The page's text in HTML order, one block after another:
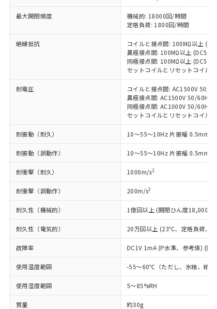
最大開閉頻度
機械的: 18000回/時間
定格負荷: 1800回/時間
絶縁抵抗
コイルと接点間: 100MΩ以上
異極接点間: 100MΩ以上
同極接点間: 100MΩ以上
セットコイルとリセットコイル
耐電圧
コイルと接点間: AC1500V 50/
異極接点間: AC1500V 50/60Hz
同極接点間: AC1000V 50/60Hz
セットコイルとリセットコイル
耐振動（耐久） 10～55～10Hz 片振幅 0.5mm (
耐振動（誤動作） 10～55～10Hz 片振幅 0.5mm (
耐衝撃（耐久） 1000m/s2
耐衝撃（誤動作） 200m/s2
耐久性（機械的） 1億回以上 (開閉ひん度18,000回
耐久性（電気的） 20万回以上 (23℃、定格負荷、
故障率 DC1V 1mA (P水準、参考値) (開
使用温度範囲 -55～60℃（ただし、氷結、結露
使用湿度範囲 5～85%RH
質量 約30g
在庫状況および標準価格照会結果は、
記載している更新日時点での社内デー
タに基づき作成されるものであり、閲
覧された時点での実際の在庫および標
準価格とは異なる場合があることをご
正式な納期状況および標準価格はお客
様のお取引先、またはお客様担当のオ
ムロン制御機器販売店・当社販売員に
オムロン制御機器販売店や当社販売拠
販売ネットワーク
」をご確認
事前の承諾なく第三者に漏洩または開
示しないようお願いします。
マイパーツ機能（部品リスト作成サー
ビス）をご利用いただくには、I-Web
メンバーズにご登録されている必要が
お客様が当ウェブサイト上で当社にご
登録された部品リストについて、当社
および当社の共同利用者が、当社の製
引・商談に必要な範囲で利用すること
の「1.共同利
用者の範囲」に記載されている法人を
六価クロム(Cr(Ⅵ)) 1000ppm以下、ポリ臭化ビフェニル
類(PBB) 1000ppm以下、ポリ臭化ジフェニルエーテル類
(PBDE) 1000ppm以下、フタル酸ビス(2-エチルヘキシ
ル) (DEHP)(別名：DOP) 1000ppm以下、フタル酸ブチ
ルベンジル（BBP） 1000ppm以下、フタル酸ジブチル
（DBP） 1000ppm以下、フタル酸ジイソブチル
但し、RoHS指令で産業用監視および制御機器に対する
フタル酸エステル類の４物質については閾値を超える意
図的な使用がないことを確認しています。
部品在庫の切り替え状況などにより、予定
月が前後することがあります。
※3 非含有証明書ダウンロード
下記の非含有証明書をダウンロードするこ
EU RoHS指令（10物質）の非含有証明書
51物質の非含有証明書（当社基準）
※本証明書は発行日時点で非含有を証明す
るもので、過去に遡って非含有を証明する
い合わせください。
*中国RoHS10物質の基準値 (GB/T26572)：
Pb(鉛) :1000ppm、 Hg(水銀) : 1000ppm、 Cd(カドミウ
ム) : 100ppm、
Cr(Ⅵ)(六価クロム) : 1000ppm、 PBBs(ポリ臭化ビフェ
ニル類) : 1000ppm、 PBDEs(ポリ臭化ジフェニルエーテ
DEHP(フタル酸ビス(2-エチルヘキシル)) : 1000ppm
「ｅ」：有害物質（10物質）のすべてが基
準値以下であることを示します。
「10」：通常の使用状況下において有害物
質が外部に漏えいし、環境に深刻な影響を
及ぼさない年数を意味します。
「－」：未確認です。当社販売部門へお問
い合わせください。
為替および外国貿易法に定める商品
（以下｢規制貨物等」という）を輸出
または国外への提供する場合は、日本
国政府の輸出許可(または役務取引許
可)を取得するなどの必要な手続きを
当社は規制貨物を破棄する場合は、完
いよう必要な手段を講じます。
当社は貴社製品を、核兵器、ミサイ
ル、化学兵器、生物兵器またはその他
武器並びにこれらの製造装置等に一切
当社は、貴社製品を第三者に販売する
該第三者に通知します。また当社は、
販売先および販売に係わる関係者が違
法に輸出するおそれがある場合は、取
り引きをいたしません。
キャンセル
一定数以上の在庫あり
一定数には満たないが在庫あり
在庫なし(最新の在庫状況につ
いては、お客様のお取引先、ま
機器販売店・当社販売員にご確
空
受注生産機種、また在庫状況の
情報を公開していない機種